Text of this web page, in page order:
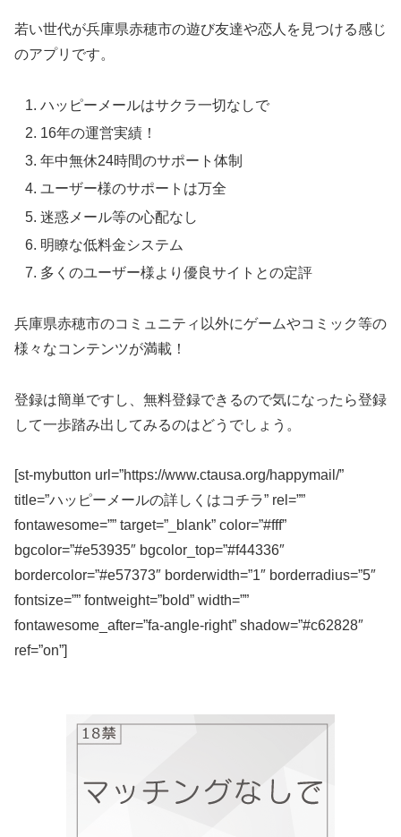
若い世代が兵庫県赤穂市の遊び友達や恋人を見つける感じ
のアプリです。
ハッピーメールはサクラ一切なしで
16年の運営実績！
年中無休24時間のサポート体制
ユーザー様のサポートは万全
迷惑メール等の心配なし
明瞭な低料金システム
多くのユーザー様より優良サイトとの定評
兵庫県赤穂市のコミュニティ以外にゲームやコミック等の
様々なコンテンツが満載！
登録は簡単ですし、無料登録できるので気になったら登録
して一歩踏み出してみるのはどうでしょう。
[st-mybutton url=”https://www.ctausa.org/happymail/”
title=”ハッピーメールの詳しくはコチラ” rel=””
fontawesome=”” target=”_blank” color=”#fff”
bgcolor=”#e53935″ bgcolor_top=”#f44336″
bordercolor=”#e57373″ borderwidth=”1″ borderradius=”5″
fontsize=”” fontweight=”bold” width=””
fontawesome_after=”fa-angle-right” shadow=”#c62828″
ref=”on”]